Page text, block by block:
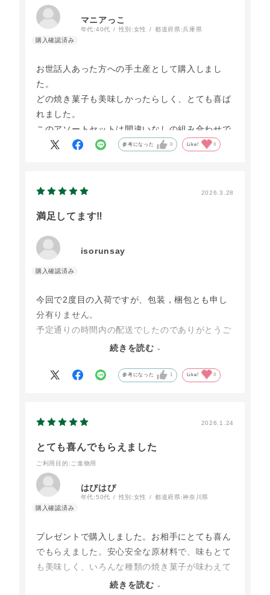
マニアっこ
年代:40代 性別:女性 都道府県:兵庫県
お世話人あった方への手土産として購入しまし
た。
どの焼き菓子も美味しかったらしく、とても喜ば
れました。
このアソートセットは間違いなしの組み合わせで
す。
参考になった 0 Like! 0
2026.3.28
満足してます‼️
isorunsay
今回で2度目の入荷ですが、包装，梱包とも申し
分有りません。
予定通りの時間内の配送でしたのでありがとうご
ざいました♪他の市販品は危険な添加物の含んだ
大江ノ郷の商品は余分な添加物が無いので安心し
続きを読む
参考になった 1 Like! 0
2026.1.24
とても喜んでもらえました
ご利用目的 :ご進物用
はぴはぴ
年代:50代 性別:女性 都道府県:神奈川県
プレゼントで購入しました。お相手にとても喜ん
でもらえました。安心安全な原材料で、味もとて
も美味しく、いろんな種類の焼き菓子が味わえて
最高！と言ってもらえました。
続きを読む